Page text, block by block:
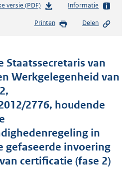
versie (PDF)b
s
d
s
r
o
t
e
:
Informatie
Printen Delen
Staatssecretaris van
Werkgelegenheid van
2776, houdende
in
gefaseerde invoering
certificatie (fase 2)